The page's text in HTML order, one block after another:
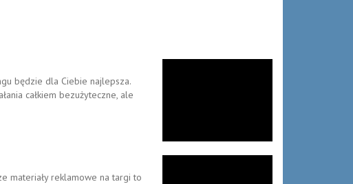
będzie dla Ciebie najlepsza.
całkiem bezużyteczne, ale
materiały reklamowe na targi to